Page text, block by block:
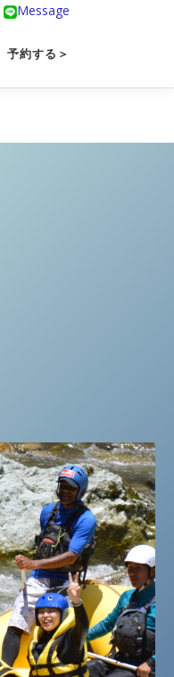
Message
予約する＞